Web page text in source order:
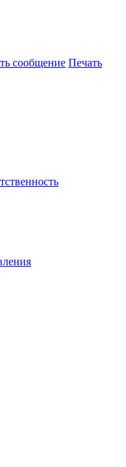
сообщение Печать